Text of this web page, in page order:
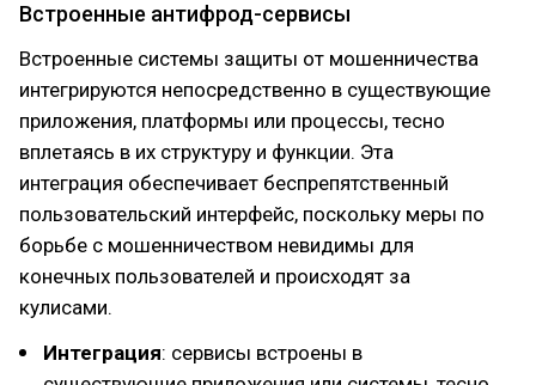
Встроенные антифрод-сервисы
Встроенные системы защиты от мошенничества
интегрируются непосредственно в существующие
приложения, платформы или процессы, тесно
вплетаясь в их структуру и функции. Эта
интеграция обеспечивает беспрепятственный
пользовательский интерфейс, поскольку меры по
борьбе с мошенничеством невидимы для
конечных пользователей и происходят за
кулисами.
Интеграция: сервисы встроены в